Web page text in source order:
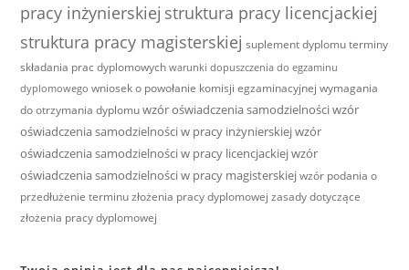
pracy inżynierskiej struktura pracy licencjackiej
struktura pracy magisterskiej suplement dyplomu terminy
składania prac dyplomowych warunki dopuszczenia do egzaminu
dyplomowego wniosek o powołanie komisji egzaminacyjnej wymagania
do otrzymania dyplomu wzór oświadczenia samodzielnościwzór
oświadczenia samodzielności w pracy inżynierskiejwzór
oświadczenia samodzielności w pracy licencjackiejwzór
oświadczenia samodzielności w pracy magisterskiej wzór podania o
przedłużenie terminu złożenia pracy dyplomowej zasady dotyczące
złożenia pracy dyplomowej